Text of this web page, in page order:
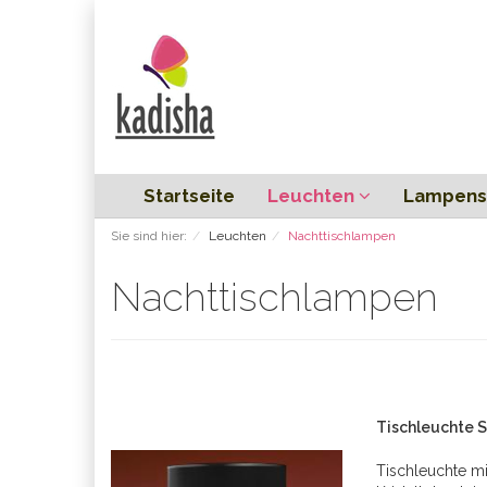
Startseite Leuchten
Sie sind hier: Leuchten Nachttischlampen
Nachttischlampen
Tischleuchte
Tischleuchte